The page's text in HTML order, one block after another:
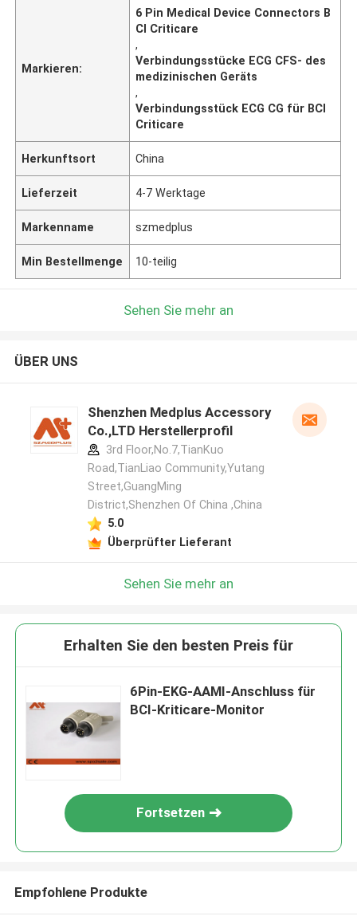
Markieren:
6 Pin Medical Device Connectors B
CI Criticare
,
Verbindungsstücke ECG CFS- des
medizinischen Geräts
,
Verbindungsstück ECG CG für BCI
Criticare
Herkunftsort China
Lieferzeit 4-7 Werktage
Markenname szmedplus
Min Bestellmenge 10-teilig
Sehen Sie mehr an
ÜBER UNS
Shenzhen Medplus Accessory
Co.,LTD Herstellerprofil
3rd Floor,No.7,TianKuo
Road,TianLiao Community,Yutang
Street,GuangMing
District,Shenzhen Of China ,China
5.0
Überprüfter Lieferant
Sehen Sie mehr an
Erhalten Sie den besten Preis für
6Pin-EKG-AAMI-Anschluss für
BCI-Kriticare-Monitor
Fortsetzen
Empfohlene Produkte